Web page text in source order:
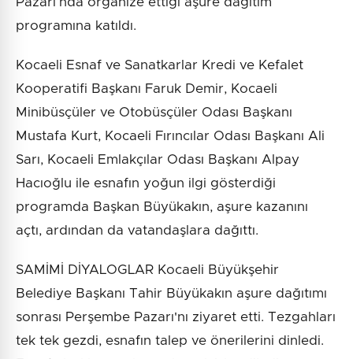
programına katıldı.
Kocaeli Esnaf ve Sanatkarlar Kredi ve Kefalet
Kooperatifi Başkanı Faruk Demir, Kocaeli
Minibüsçüler ve Otobüsçüler Odası Başkanı
Mustafa Kurt, Kocaeli Fırıncılar Odası Başkanı Ali
Sarı, Kocaeli Emlakçılar Odası Başkanı Alpay
Hacıoğlu ile esnafın yoğun ilgi gösterdiği
programda Başkan Büyükakın, aşure kazanını
açtı, ardından da vatandaşlara dağıttı.
SAMİMİ DİYALOGLAR Kocaeli Büyükşehir
Belediye Başkanı Tahir Büyükakın aşure dağıtımı
sonrası Perşembe Pazarı'nı ziyaret etti. Tezgahları
tek tek gezdi, esnafın talep ve önerilerini dinledi.